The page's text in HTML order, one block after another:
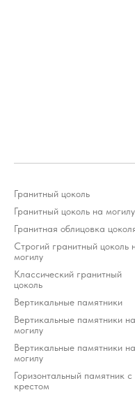
Гранитный цоколь
Гранитный цоколь на могилу
Гранитная облицовка
Строгий гранитный цоколь
могилу
Классический гранитный
цоколь
Вертикальные памятники
Вертикальные памятники на
могилу
Вертикальные памятники на
могилу
Горизонтальный памятник с
крестом
Политика конфиденциальности
Разработка ivanenkomarketing.ru
© 2012-2026 ООО «Гранит-Монумент»
Стоимость услуг зависит от выбранного продукта и
может варьироваться 10-20% от стоимости изделия
*Meta Platforms Inc. (Facebook, Instagram,
экстремистской организацией и запрещена на
Тверского районного суда г. Москвы от
деятельность Meta, но использует WhatsApp
клиента.